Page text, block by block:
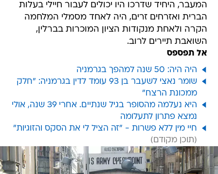
המעבר, היחיד שדרכו היו יכולים לעבור חיילי בעלות
הברית ואזרחים זרים, היה לאחד מסמלי המלחמה
הקרה ולאחת מנקודות הציון המוכרות בברלין,
השואבת תיירים לרוב.
אל תפספס
היה היה: 50 שנה למהפך בגרמניה
שומר נאצי לשעבר בן 93 עומד לדין בגרמניה: "חלק
ממכונת הרצח"
היא נעלמה מהסופר בגיל שנתיים. אחרי 39 שנה, אולי
נמצא פתרון לתעלומה
חיי מין ללא פשרות - "זה הציל לי את הסקס והזוגיות"